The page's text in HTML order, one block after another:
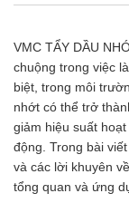
Chất phụ gia chống
Chất phụ gia tạo cấu
Chất phụ gia bảo quản
Chất phụ gia nem giò
Chất phụ gia bún mì
Chất phụ gia bánh
Chất phụ gia nước
Chất phụ gia xúc xích
VMC TẨY DẦU
chuộng trong việc
biệt, trong môi
nhớt có thể trở
giảm hiệu suất
động. Trong bài
và các lời khuyên
tổng quan và ứng